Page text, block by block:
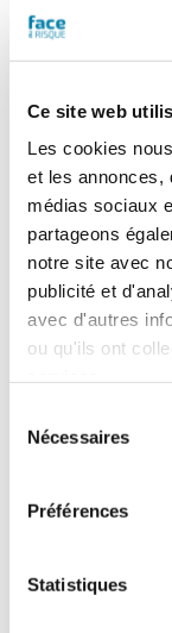
Ce site web
Les cookies
et les annonces,
médias sociaux
partageons
notre site avec
publicité et
avec d'autres
ou qu'ils ont
Nécessaires
Préférences
Statistiques
qu’un
Caméra
zones
Mobotix,